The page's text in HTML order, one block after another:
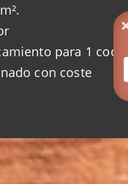
para 1 coche.
con coste